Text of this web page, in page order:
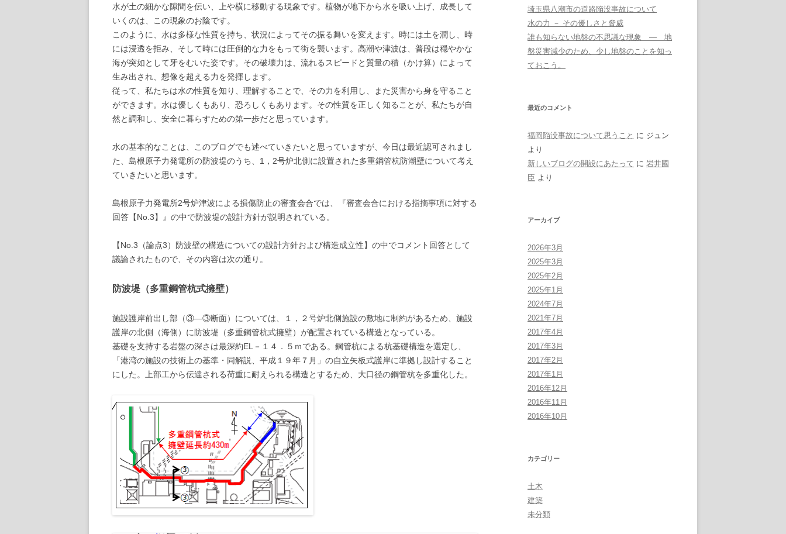
水が土の細かな隙間を伝い、上や横に移動する現象です。植物が地下から水を吸い上げ、成長して
いくのは、この現象のお陰です。
このように、水は多様な性質を持ち、状況によってその振る舞いを変えます。時には土を潤し、時
には浸透を拒み、そして時には圧倒的な力をもって街を襲います。高潮や津波は、普段は穏やかな
海が突如として牙をむいた姿です。その破壊力は、流れるスピードと質量の積（かけ算）によって
生み出され、想像を超える力を発揮します。
従って、私たちは水の性質を知り、理解することで、その力を利用し、また災害から身を守ること
ができます。水は優しくもあり、恐ろしくもあります。その性質を正しく知ることが、私たちが自
然と調和し、安全に暮らすための第一歩だと思っています。
水の基本的なことは、このブログでも述べていきたいと思っていますが、今日は最近認可されまし
た、島根原子力発電所の防波堤のうち、1，2号炉北側に設置された多重鋼管杭防潮壁について考え
ていきたいと思います。
島根原子力発電所2号炉津波による損傷防止の審査会合では、『審査会合における指摘事項に対する
回答【No.3】』の中で防波堤の設計方針が説明されている。
【No.3（論点3）防波壁の構造についての設計方針および構造成立性】の中でコメント回答として
議論されたもので、その内容は次の通り。
防波堤（多重鋼管杭式擁壁）
施設護岸前出し部（③―③断面）については、１，２号炉北側施設の敷地に制約があるため、施設
護岸の北側（海側）に防波堤（多重鋼管杭式擁壁）が配置されている構造となっている。
基礎を支持する岩盤の深さは最深約EL－１４．５ｍである。鋼管杭による杭基礎構造を選定し、
「港湾の施設の技術上の基準・同解説、平成１９年７月」の自立矢板式護岸に準拠し設計すること
にした。上部工から伝達される荷重に耐えられる構造とするため、大口径の鋼管杭を多重化した。
埼玉県八潮市の道路陥没事故について
水の力 － その優しさと脅威
誰も知らない地盤の不思議な現象 ― 地
盤災害減少のため、少し地盤のことを知っ
ておこう。
最近のコメント
福岡陥没事故について思うこと に ジュン
より
新しいブログの開設にあたって に 岩井國
臣 より
アーカイブ
2026年3月
2025年3月
2025年2月
2025年1月
2024年7月
2021年7月
2017年4月
2017年3月
2017年2月
2017年1月
2016年12月
2016年11月
2016年10月
カテゴリー
土木
建築
未分類